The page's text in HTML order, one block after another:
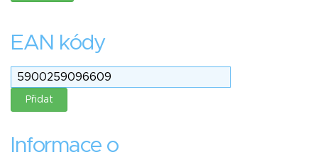
EAN kódy
Informace o